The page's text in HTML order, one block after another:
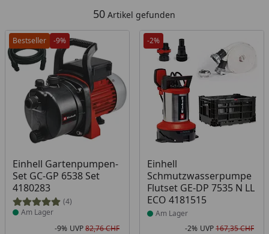
50 Artikel gefunden
Bestseller -9%
Einhell Gartenpumpen-
Set GC-GP 6538 Set
4180283
(4)
Produkt am Lager
Am Lager
-9% UVP82,76 CHF
-2%
Einhell
Schmutzwasserpumpe
Flutset GE-DP 7535 N LL
ECO 4181515
Produkt am Lager
Am Lager
-2% UVP167,35 CHF